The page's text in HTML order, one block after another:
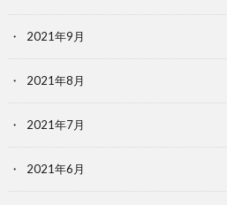
2021年9月
2021年8月
2021年7月
2021年6月